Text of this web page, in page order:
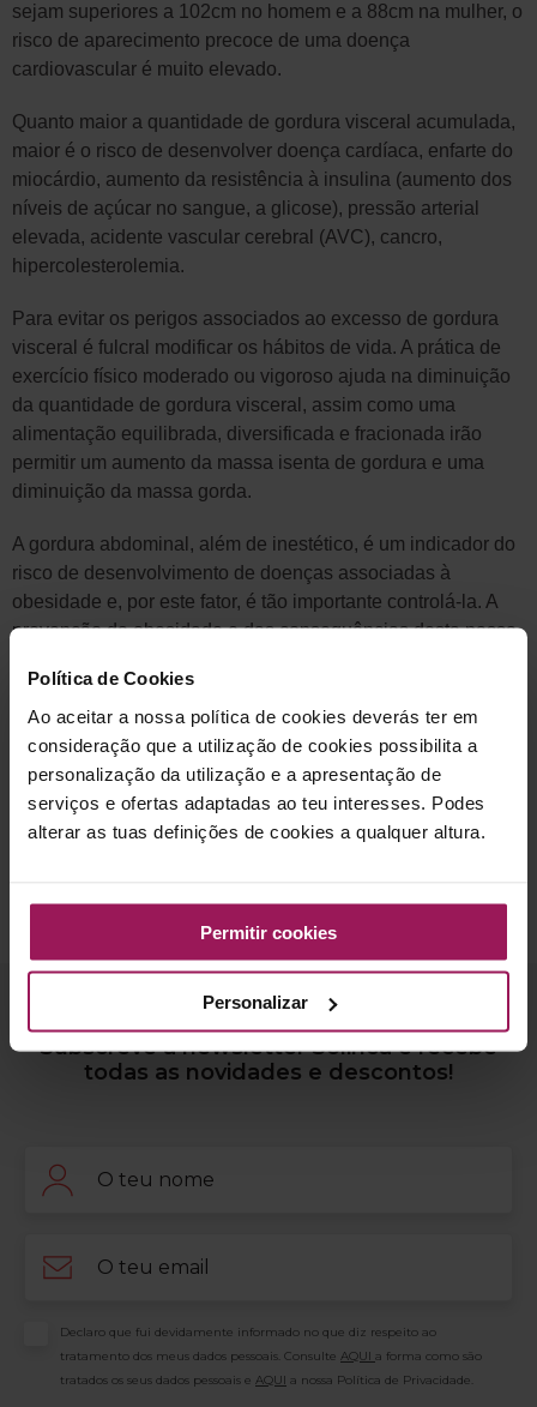
Política de Cookies
Ao aceitar a nossa política de cookies deverás ter em
consideração que a utilização de cookies possibilita a
personalização da utilização e a apresentação de
serviços e ofertas adaptadas ao teu interesses. Podes
alterar as tuas definições de cookies a qualquer altura.
Permitir cookies
Personalizar
sejam superiores a 102cm no homem e a 88cm na mulher, o
risco de aparecimento precoce de uma doença
cardiovascular é muito elevado.
Quanto maior a quantidade de gordura visceral acumulada,
maior é o risco de desenvolver doença cardíaca, enfarte do
miocárdio, aumento da resistência à insulina (aumento dos
níveis de açúcar no sangue, a glicose), pressão arterial
elevada, acidente vascular cerebral (AVC), cancro,
hipercolesterolemia.
Para evitar os perigos associados ao excesso de gordura
visceral é fulcral modificar os hábitos de vida. A prática de
exercício físico moderado ou vigoroso ajuda na diminuição
da quantidade de gordura visceral, assim como uma
alimentação equilibrada, diversificada e fracionada irão
permitir um aumento da massa isenta de gordura e uma
diminuição da massa gorda.
A gordura abdominal, além de inestético, é um indicador do
risco de desenvolvimento de doenças associadas à
obesidade e, por este fator, é tão importante controlá-la. A
prevenção da obesidade e das consequências desta passa
um peso adequado através de uma alimentação equilibrada
e da prática regular de exercício físico.
Mantenha-se activo! Mantenha-se saudável!
Renata Pinho
Subscreve a newsletter Solinca e recebe
todas as novidades e descontos!
Consentimento
Declaro que fui devidamente informado no que diz respeito ao
tratamento dos meus dados pessoais. Consulte AQUI a forma como são
tratados os seus dados pessoais e AQUI a nossa Política de Privacidade.